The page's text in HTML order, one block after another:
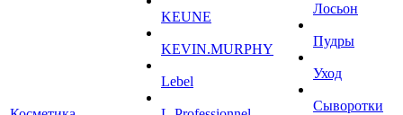
KEUNE
KEVIN.MURPHY
Lebel
Лосьон
Пудры
Уход
Сыворотки